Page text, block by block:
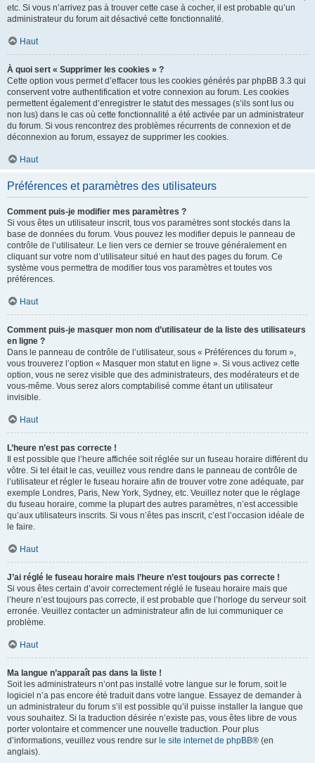
etc. Si vous n’arrivez pas à trouver cette case à cocher, il est probable qu’un
administrateur du forum ait désactivé cette fonctionnalité.
Haut
À quoi sert « Supprimer les cookies » ?
Cette option vous permet d’effacer tous les cookies générés par phpBB 3.3 qui
conservent votre authentification et votre connexion au forum. Les cookies
permettent également d’enregistrer le statut des messages (s’ils sont lus ou
non lus) dans le cas où cette fonctionnalité a été activée par un administrateur
du forum. Si vous rencontrez des problèmes récurrents de connexion et de
déconnexion au forum, essayez de supprimer les cookies.
Haut
Préférences et paramètres des utilisateurs
Comment puis-je modifier mes paramètres ?
Si vous êtes un utilisateur inscrit, tous vos paramètres sont stockés dans la
base de données du forum. Vous pouvez les modifier depuis le panneau de
contrôle de l’utilisateur. Le lien vers ce dernier se trouve généralement en
cliquant sur votre nom d’utilisateur situé en haut des pages du forum. Ce
système vous permettra de modifier tous vos paramètres et toutes vos
préférences.
Haut
Comment puis-je masquer mon nom d’utilisateur de la liste des utilisateurs
en ligne ?
Dans le panneau de contrôle de l’utilisateur, sous « Préférences du forum »,
vous trouverez l’option « Masquer mon statut en ligne ». Si vous activez cette
option, vous ne serez visible que des administrateurs, des modérateurs et de
vous-même. Vous serez alors comptabilisé comme étant un utilisateur
invisible.
Haut
L’heure n’est pas correcte !
Il est possible que l’heure affichée soit réglée sur un fuseau horaire différent du
vôtre. Si tel était le cas, veuillez vous rendre dans le panneau de contrôle de
l’utilisateur et régler le fuseau horaire afin de trouver votre zone adéquate, par
exemple Londres, Paris, New York, Sydney, etc. Veuillez noter que le réglage
du fuseau horaire, comme la plupart des autres paramètres, n’est accessible
qu’aux utilisateurs inscrits. Si vous n’êtes pas inscrit, c’est l’occasion idéale de
le faire.
Haut
J’ai réglé le fuseau horaire mais l’heure n’est toujours pas correcte !
Si vous êtes certain d’avoir correctement réglé le fuseau horaire mais que
l’heure n’est toujours pas correcte, il est probable que l’horloge du serveur soit
erronée. Veuillez contacter un administrateur afin de lui communiquer ce
problème.
Haut
Ma langue n’apparaît pas dans la liste !
Soit les administrateurs n’ont pas installé votre langue sur le forum, soit le
logiciel n’a pas encore été traduit dans votre langue. Essayez de demander à
un administrateur du forum s’il est possible qu’il puisse installer la langue que
vous souhaitez. Si la traduction désirée n’existe pas, vous êtes libre de vous
porter volontaire et commencer une nouvelle traduction. Pour plus
d’informations, veuillez vous rendre sur le site internet de phpBB® (en
anglais).